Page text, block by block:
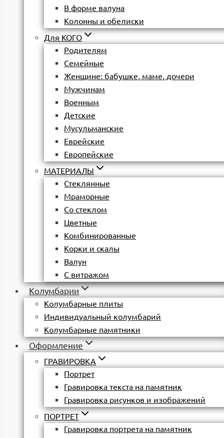
В форме валуна
Колонны и обелиски
Для КОГО
Родителям
Семейные
Женщине: бабушке, маме, дочери
Мужчинам
Военным
Детские
Мусульманские
Еврейские
Европейские
МАТЕРИАЛЫ
Стеклянные
Мраморные
Со стеклом
Цветные
Комбинированные
Корки и скалы
Валун
С витражом
Колумбарии
Колумбарные плиты
Индивидуальный колумбарий
Колумбарные памятники
Оформление
ГРАВИРОВКА
Портрет
Гравировка текста на памятник
Гравировка рисунков и изображений
ПОРТРЕТ
Гравировка портрета на памятник